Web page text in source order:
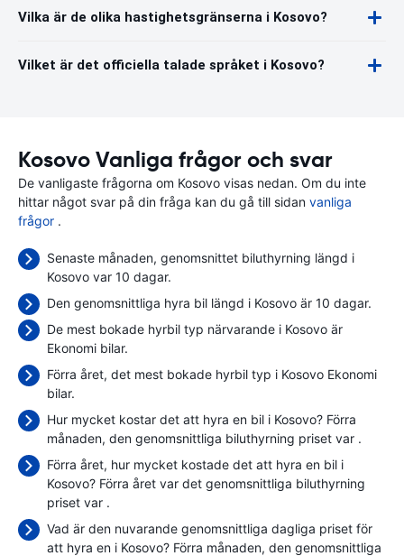
Vilka är de olika hastighetsgränserna i Kosovo?
Vilket är det officiella talade språket i Kosovo?
Kosovo Vanliga frågor och svar
De vanligaste frågorna om Kosovo visas nedan. Om du inte
hittar något svar på din fråga kan du gå till sidan vanliga
frågor .
Senaste månaden, genomsnittet biluthyrning längd i
Kosovo var 10 dagar.
Den genomsnittliga hyra bil längd i Kosovo är 10 dagar.
De mest bokade hyrbil typ närvarande i Kosovo är
Ekonomi bilar.
Förra året, det mest bokade hyrbil typ i Kosovo Ekonomi
bilar.
Hur mycket kostar det att hyra en bil i Kosovo? Förra
månaden, den genomsnittliga biluthyrning priset var .
Förra året, hur mycket kostade det att hyra en bil i
Kosovo? Förra året var det genomsnittliga biluthyrning
priset var .
Vad är den nuvarande genomsnittliga dagliga priset för
att hyra en i Kosovo? Förra månaden, den genomsnittliga